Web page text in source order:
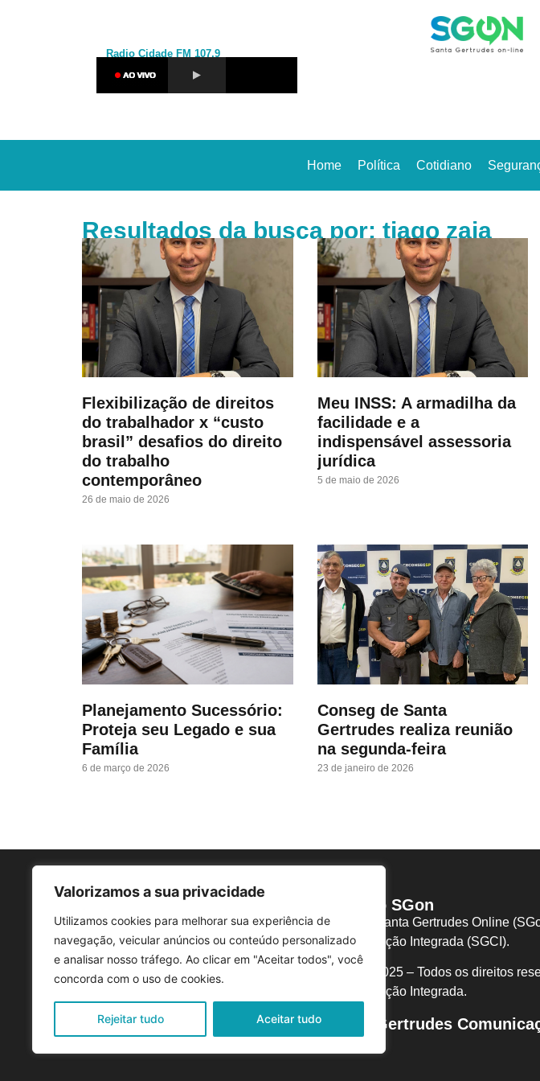
Valorizamos a sua privacidade
Utilizamos cookies para melhorar sua experiência de
navegação, veicular anúncios ou conteúdo personalizado
e analisar nosso tráfego. Ao clicar em "Aceitar todos", você
concorda com o uso de cookies.
Rejeitar tudo Aceitar tudo
Radio Cidade FM 107,9
Home Política Cotidiano
Resultados da busca por: tiago zaia
Flexibilização de direitos
do trabalhador x “custo
brasil” desafios do direito
do trabalho
contemporâneo
26 de maio de 2026
Meu INSS: A armadilha da
facilidade e a
indispensável assessoria
jurídica
5 de maio de 2026
Planejamento Sucessório:
Proteja seu Legado e sua
Família
6 de março de 2026
Conseg de Santa
Gertrudes realiza reunião
na segunda-feira
23 de janeiro de 2026
Sobre o SGon
O portal Santa Gertrudes Online
Comunicação Integrada (SGCI).
© SGCI/2025 – Todos os direitos
Comunicação I ntegrada.
Santa Gertrudes